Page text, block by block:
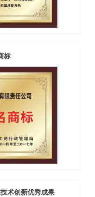
标
术创新优秀成果